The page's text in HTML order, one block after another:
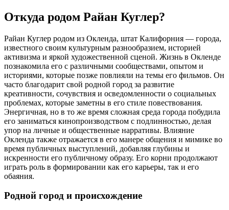
Откуда родом Райан Куглер?
Райан Куглер родом из Окленда, штат Калифорния — города,
известного своим культурным разнообразием, историей
активизма и яркой художественной сценой. Жизнь в Окленде
познакомила его с различными сообществами, опытом и
историями, которые позже повлияли на темы его фильмов. Он
часто благодарит свой родной город за развитие
креативности, сочувствия и осведомленности о социальных
проблемах, которые заметны в его стиле повествования.
Энергичная, но в то же время сложная среда города побудила
его заниматься кинопроизводством с подлинностью, делая
упор на личные и общественные нарративы. Влияние
Окленда также отражается в его манере общения и мимике во
время публичных выступлений, добавляя глубины и
искренности его публичному образу. Его корни продолжают
играть роль в формировании как его карьеры, так и его
обаяния.
Родной город и происхождение